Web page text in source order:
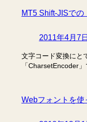
MT5 Shift-JISでの
2011年4月7日
文字コード変換にと
「CharsetEncoder
Webフォントを使